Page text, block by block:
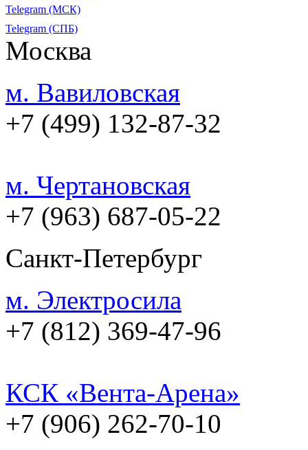
Telegram (МСК)
Telegram (СПБ)
Москва
м. Вавиловская
+7 (499) 132-87-32
м. Чертановская
+7 (963) 687-05-22
Санкт-Петербург
м. Электросила
+7 (812) 369-47-96
КСК «Вента-Арена»
+7 (906) 262-70-10